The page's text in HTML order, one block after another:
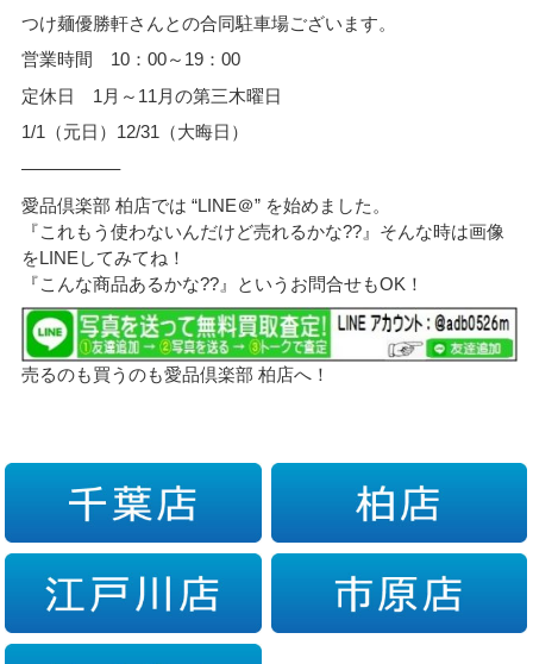
つけ麺優勝軒さんとの合同駐車場ございます。
営業時間 10：00～19：00
定休日 1月～11月の第三木曜日
1/1（元日）12/31（大晦日）
—————–
愛品倶楽部 柏店では “LINE＠” を始めました。
『これもう使わないんだけど売れるかな??』そんな時は画像
をLINEしてみてね！
『こんな商品あるかな??』というお問合せもOK！
売るのも買うのも愛品倶楽部 柏店へ！